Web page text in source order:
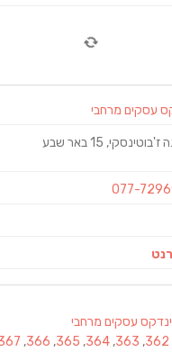
עסקים מרחבי
15 באר שבע
077-
עסקים מרחבי
362
,
363
,
364
,
365
,
366
,